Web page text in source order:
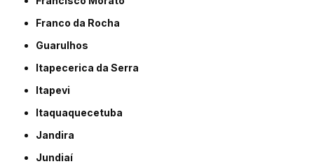
Franco da Rocha
Guarulhos
Itapecerica da Serra
Itapevi
Itaquaquecetuba
Jandira
Jundiaí